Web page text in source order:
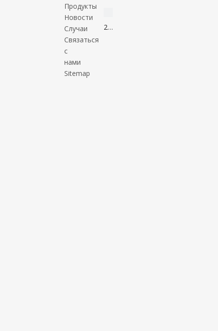
Продукты
Новости
Случаи
Связаться
с
нами
Sitemap
6
2-